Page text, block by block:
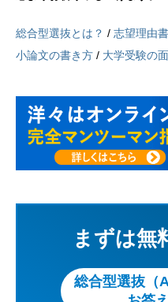
総合型選抜とは？ / 志望理由
小論文の書き方 / 大学受験の
まずは無
総合型選抜（